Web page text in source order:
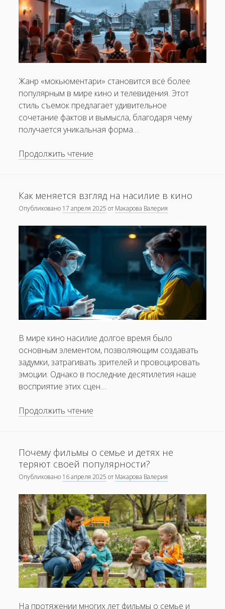
Жанр «мокьюментари» становится всё более
популярным в мире кино и телевидения. Этот
стиль съемок предлагает удивительное
сочетание фактов и вымысла, благодаря чему
получается уникальная форма…
Продолжить чтение
съемкам
в
«мокьюментари»?
Как меняется взгляд на насилие в кино
Опубликовано 17 апреля 2025 от Макарова Валерия
В мире кино насилие долгое время было
основным элементом, позволяющим создавать
задумки, затрагивать зрителей и провоцировать
эмоции. Однако в последние десятилетия наше
восприятие этих сцен…
Продолжить чтение
насилие
в
кино
Почему фильмы о семье и детях не
теряют своей популярности?
Опубликовано 16 апреля 2025 от Макарова Валерия
На протяжении многих лет фильмы о семье и